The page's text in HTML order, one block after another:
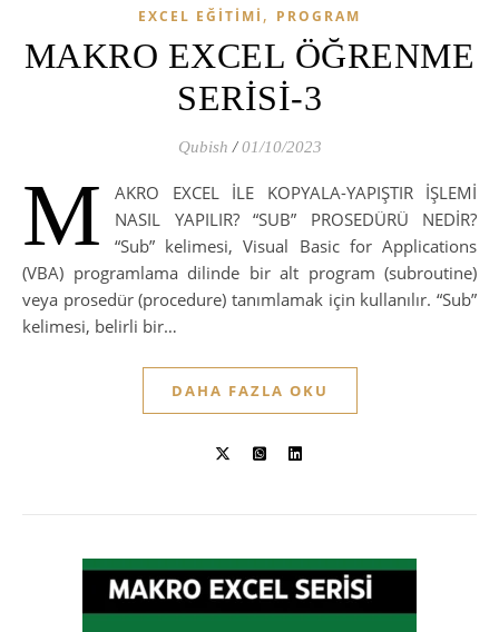
EXCEL EĞİTİMİ , PROGRAM
MAKRO EXCEL ÖĞRENME
SERİSİ-3
Qubish / 01/10/2023
M
AKRO EXCEL İLE KOPYALA-YAPIŞTIR İŞLEMİ
NASIL YAPILIR? “SUB” PROSEDÜRÜ NEDİR?
“Sub” kelimesi, Visual Basic for Applications
(VBA) programlama dilinde bir alt program (subroutine)
veya prosedür (procedure) tanımlamak için kullanılır. “Sub”
kelimesi, belirli bir…
DAHA FAZLA OKU